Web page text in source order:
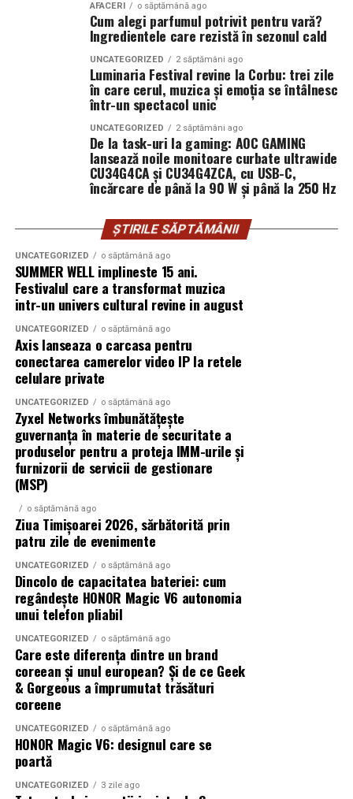
– pizza pe gustul tău, livrată rapid în
Sectorul 4, Sectorul 5 și Sectorul 3.
AFACERI o săptămână ago
Cum alegi parfumul potrivit pentru vară?
Ingredientele care rezistă în sezonul cald
UNCATEGORIZED 2 săptămâni ago
Luminaria Festival revine la Corbu: trei zile
în care cerul, muzica și emoția se întâlnesc
într-un spectacol unic
UNCATEGORIZED 2 săptămâni ago
De la task-uri la gaming: AOC GAMING
lansează noile monitoare curbate ultrawide
CU34G4CA și CU34G4ZCA, cu USB-C,
încărcare de până la 90 W și până la 250 Hz
ȘTIRILE SĂPTĂMÂNII
UNCATEGORIZED o săptămână ago
SUMMER WELL implineste 15 ani.
Festivalul care a transformat muzica
intr-un univers cultural revine in august
UNCATEGORIZED o săptămână ago
Axis lanseaza o carcasa pentru
conectarea camerelor video IP la retele
celulare private
UNCATEGORIZED o săptămână ago
Zyxel Networks îmbunătățește
guvernanța în materie de securitate a
produselor pentru a proteja IMM-urile și
furnizorii de servicii de gestionare
(MSP)
o săptămână ago
Ziua Timișoarei 2026, sărbătorită prin
patru zile de evenimente
UNCATEGORIZED o săptămână ago
Dincolo de capacitatea bateriei: cum
regândește HONOR Magic V6 autonomia
unui telefon pliabil
UNCATEGORIZED o săptămână ago
Care este diferența dintre un brand
coreean și unul european? Și de ce Geek
& Gorgeous a împrumutat trăsături
coreene
UNCATEGORIZED o săptămână ago
HONOR Magic V6: designul care se
poartă
UNCATEGORIZED 3 zile ago